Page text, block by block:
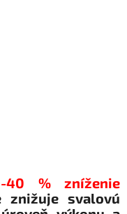
40 % zníženie
znižuje svalovú